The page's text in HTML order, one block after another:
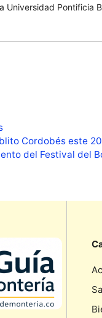
Universidad Pontificia
Cordobés este
del Festival del